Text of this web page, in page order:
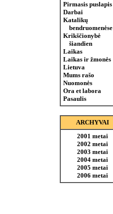
Pirmasis puslapis
Darbai
Katalikų
bendruomenėse
Krikščionybė
šiandien
Laikas
Laikas ir žmonės
Lietuva
Mums rašo
Nuomonės
Ora et labora
Pasaulis
ARCHYVAI
2001 metai
2002 metai
2003 metai
2004 metai
2005 metai
2006 metai